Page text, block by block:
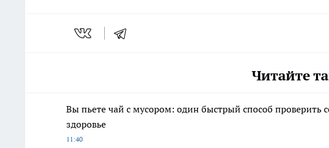
Читайте
Вы пьете чай с мусором: один быстрый способ проверить
здоровье
11:40